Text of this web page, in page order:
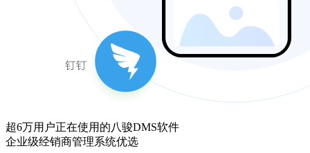
超6万用户正在使用的八骏DMS软件
企业级经销商管理系统优选